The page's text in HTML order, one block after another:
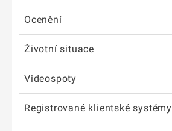
Ocenění
Životní situace
Videospoty
Registrované klientské systémy